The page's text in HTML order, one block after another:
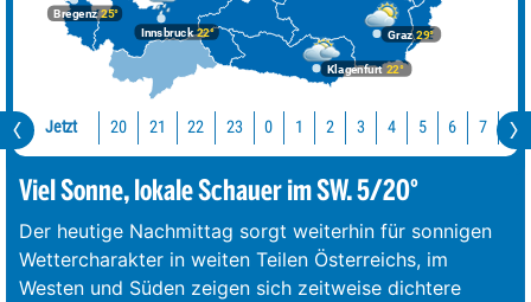
Bregenz25°
Graz29°
Innsbruck22°
Klagenfurt 22°
Jetzt 20 21 22 23 0 1 2 3 4 5 6 7 8
Viel Sonne, lokale Schauer im SW. 5/20°
Der heutige Nachmittag sorgt weiterhin für sonnigen
Wettercharakter in weiten Teilen Österreichs, im
Westen und Süden zeigen sich zeitweise dichtere